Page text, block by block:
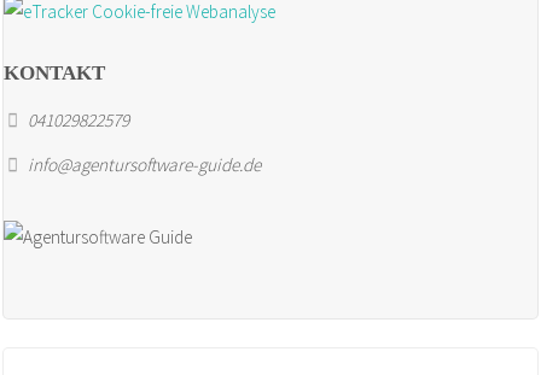
KONTAKT
041029822579
info@agentursoftware-guide.de